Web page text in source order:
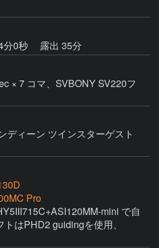
分0秒
露出 35分
× 7 コマ、SVBONY SV220フ
ディーン ツインスターゲスト
Pro
mini で自
はPHD2 guidingを使用、